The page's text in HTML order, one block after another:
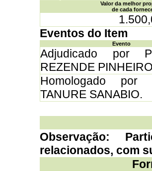
Valor da melhor
de cada
Eventos do Item
Evento
Adjudicado por
REZENDE
Homologado por
TANURE SANABIO.
Observação:
relacionados, com